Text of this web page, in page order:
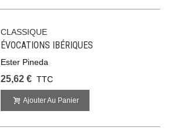
CLASSIQUE
ÉVOCATIONS IBÉRIQUES
Ester Pineda
25,62 € TTC
Ajouter Au Panier